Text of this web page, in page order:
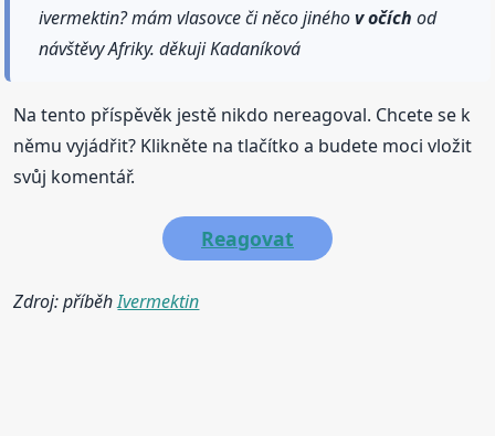
ivermektin? mám vlasovce či něco jinéhov očích od
návštěvy Afriky. děkuji Kadaníková
Na tento příspěvěk jestě nikdo nereagoval. Chcete se k
němu vyjádřit? Klikněte na tlačítko a budete moci vložit
svůj komentář.
Reagovat
Zdroj: příběhIvermektin